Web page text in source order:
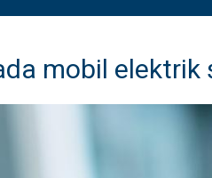
mobil elektrik